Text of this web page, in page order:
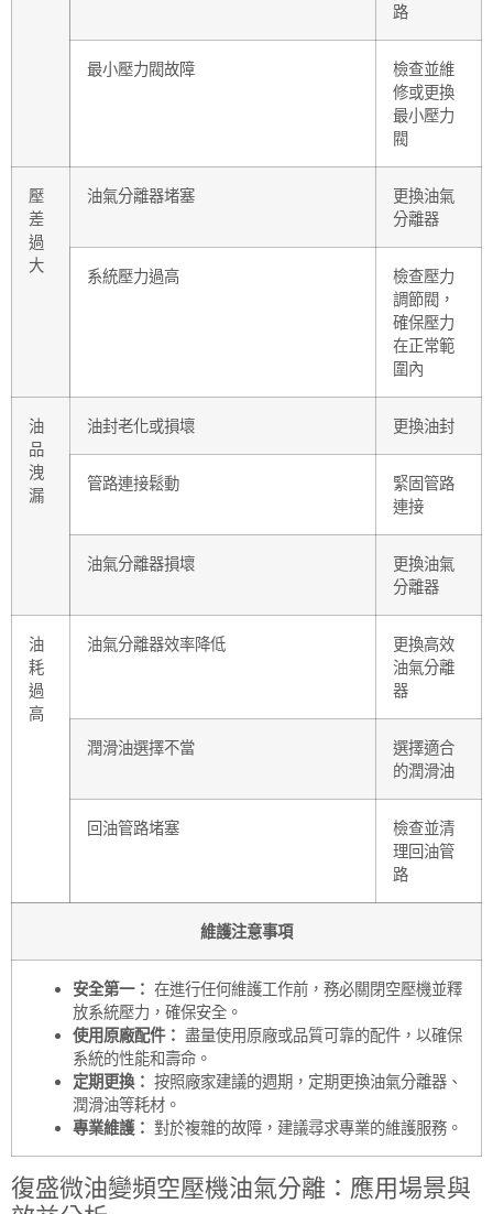
路
最小壓力閥故障
檢查並維
修或更換
最小壓力
閥
壓
差
過
大
油氣分離器堵塞
更換油氣
分離器
系統壓力過高
檢查壓力
調節閥，
確保壓力
在正常範
圍內
油
品
洩
漏
油封老化或損壞 更換油封
管路連接鬆動
緊固管路
連接
油氣分離器損壞
更換油氣
分離器
油
耗
過
高
油氣分離器效率降低
更換高效
油氣分離
器
潤滑油選擇不當
選擇適合
的潤滑油
回油管路堵塞
檢查並清
理回油管
路
維護注意事項
安全第一： 在進行任何維護工作前，務必關閉空壓機並釋
放系統壓力，確保安全。
使用原廠配件： 盡量使用原廠或品質可靠的配件，以確保
系統的性能和壽命。
定期更換： 按照廠家建議的週期，定期更換油氣分離器、
潤滑油等耗材。
專業維護： 對於複雜的故障，建議尋求專業的維護服務。
復盛微油變頻空壓機油氣分離：應用場景與